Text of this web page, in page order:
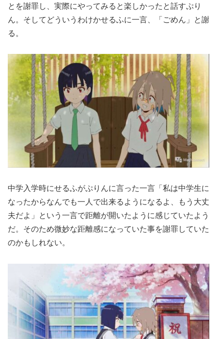
とを謝罪し、実際にやってみると楽しかったと話すぷり
ん。そしてどういうわけかせるふに一言、「ごめん」と謝
る。
中学入学時にせるふがぷりんに言った一言「私は中学生に
なったからなんでも一人で出来るようになるよ、もう大丈
夫だよ」という一言で距離が開いたように感じていたよう
だ。そのため微妙な距離感になっていた事を謝罪していた
のかもしれない。